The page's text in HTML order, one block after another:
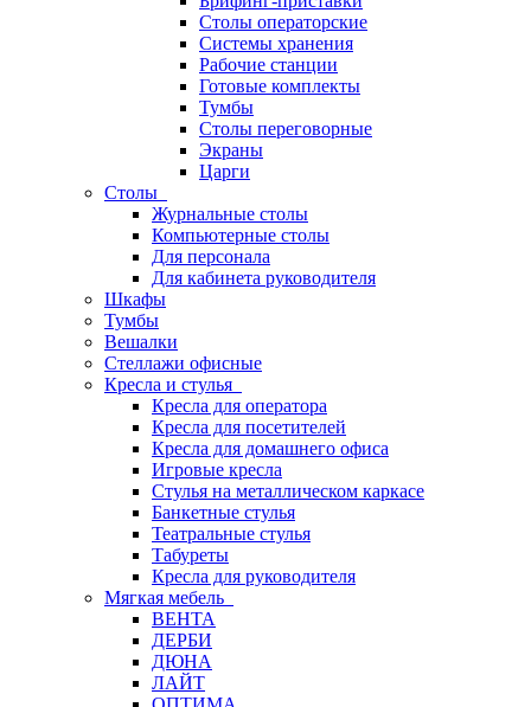
Столы операторские
Системы хранения
Рабочие станции
Готовые комплекты
Тумбы
Столы переговорные
Экраны
Царги
Столы
Журнальные столы
Компьютерные столы
Для персонала
Для кабинета руководителя
Шкафы
Тумбы
Вешалки
Стеллажи офисные
Кресла и стулья
Кресла для оператора
Кресла для посетителей
Кресла для домашнего офиса
Игровые кресла
Стулья на металлическом каркасе
Банкетные стулья
Театральные стулья
Табуреты
Кресла для руководителя
Мягкая мебель
ВЕНТА
ДЕРБИ
ДЮНА
ЛАЙТ